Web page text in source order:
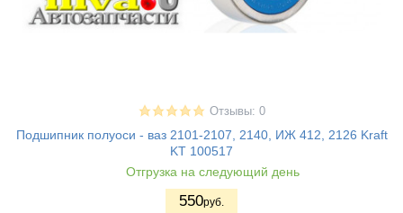
Отзывы: 0
Подшипник полуоси - ваз 2101-2107, 2140, ИЖ 412, 2126 Kraft
KT 100517
Отгрузка на следующий день
550руб.